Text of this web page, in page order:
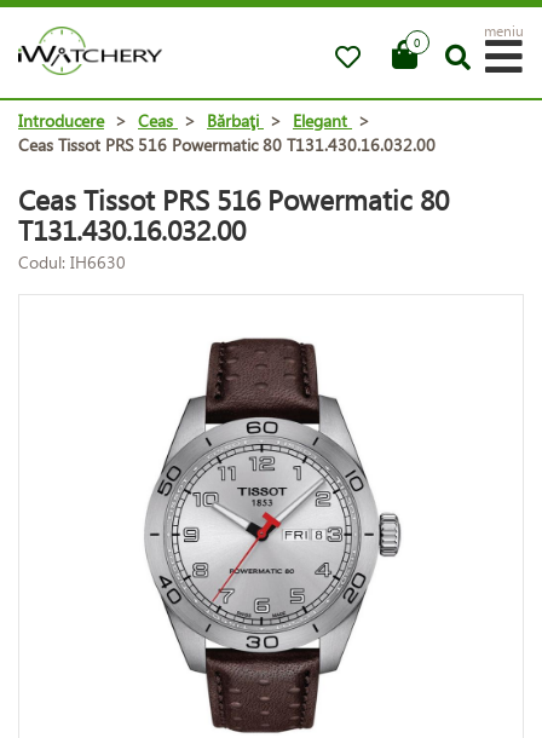
0
meniu
Introducere > Ceas > Bărbaţi > Elegant >
Ceas Tissot PRS 516 Powermatic 80 T131.430.16.032.00
Ceas Tissot PRS 516 Powermatic 80
T131.430.16.032.00
Codul: IH6630